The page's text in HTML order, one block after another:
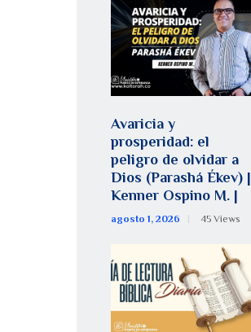
Avaricia y
prosperidad: el
peligro de olvidar a
Dios (Parashá Ékev) |
Kenner Ospino M. |
agosto 1, 2026 45 Views